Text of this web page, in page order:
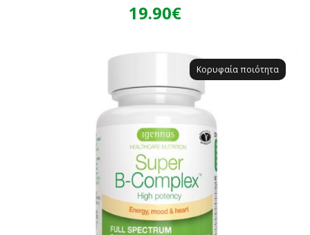
19.90€
Κορυφαία ποιότητα